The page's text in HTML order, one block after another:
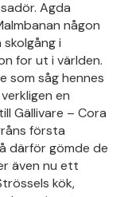
Agda
någon
i
for ut i världen.
som såg hennes
en
Gällivare – Cora
första
därför gömde de
även nu ett
kök,